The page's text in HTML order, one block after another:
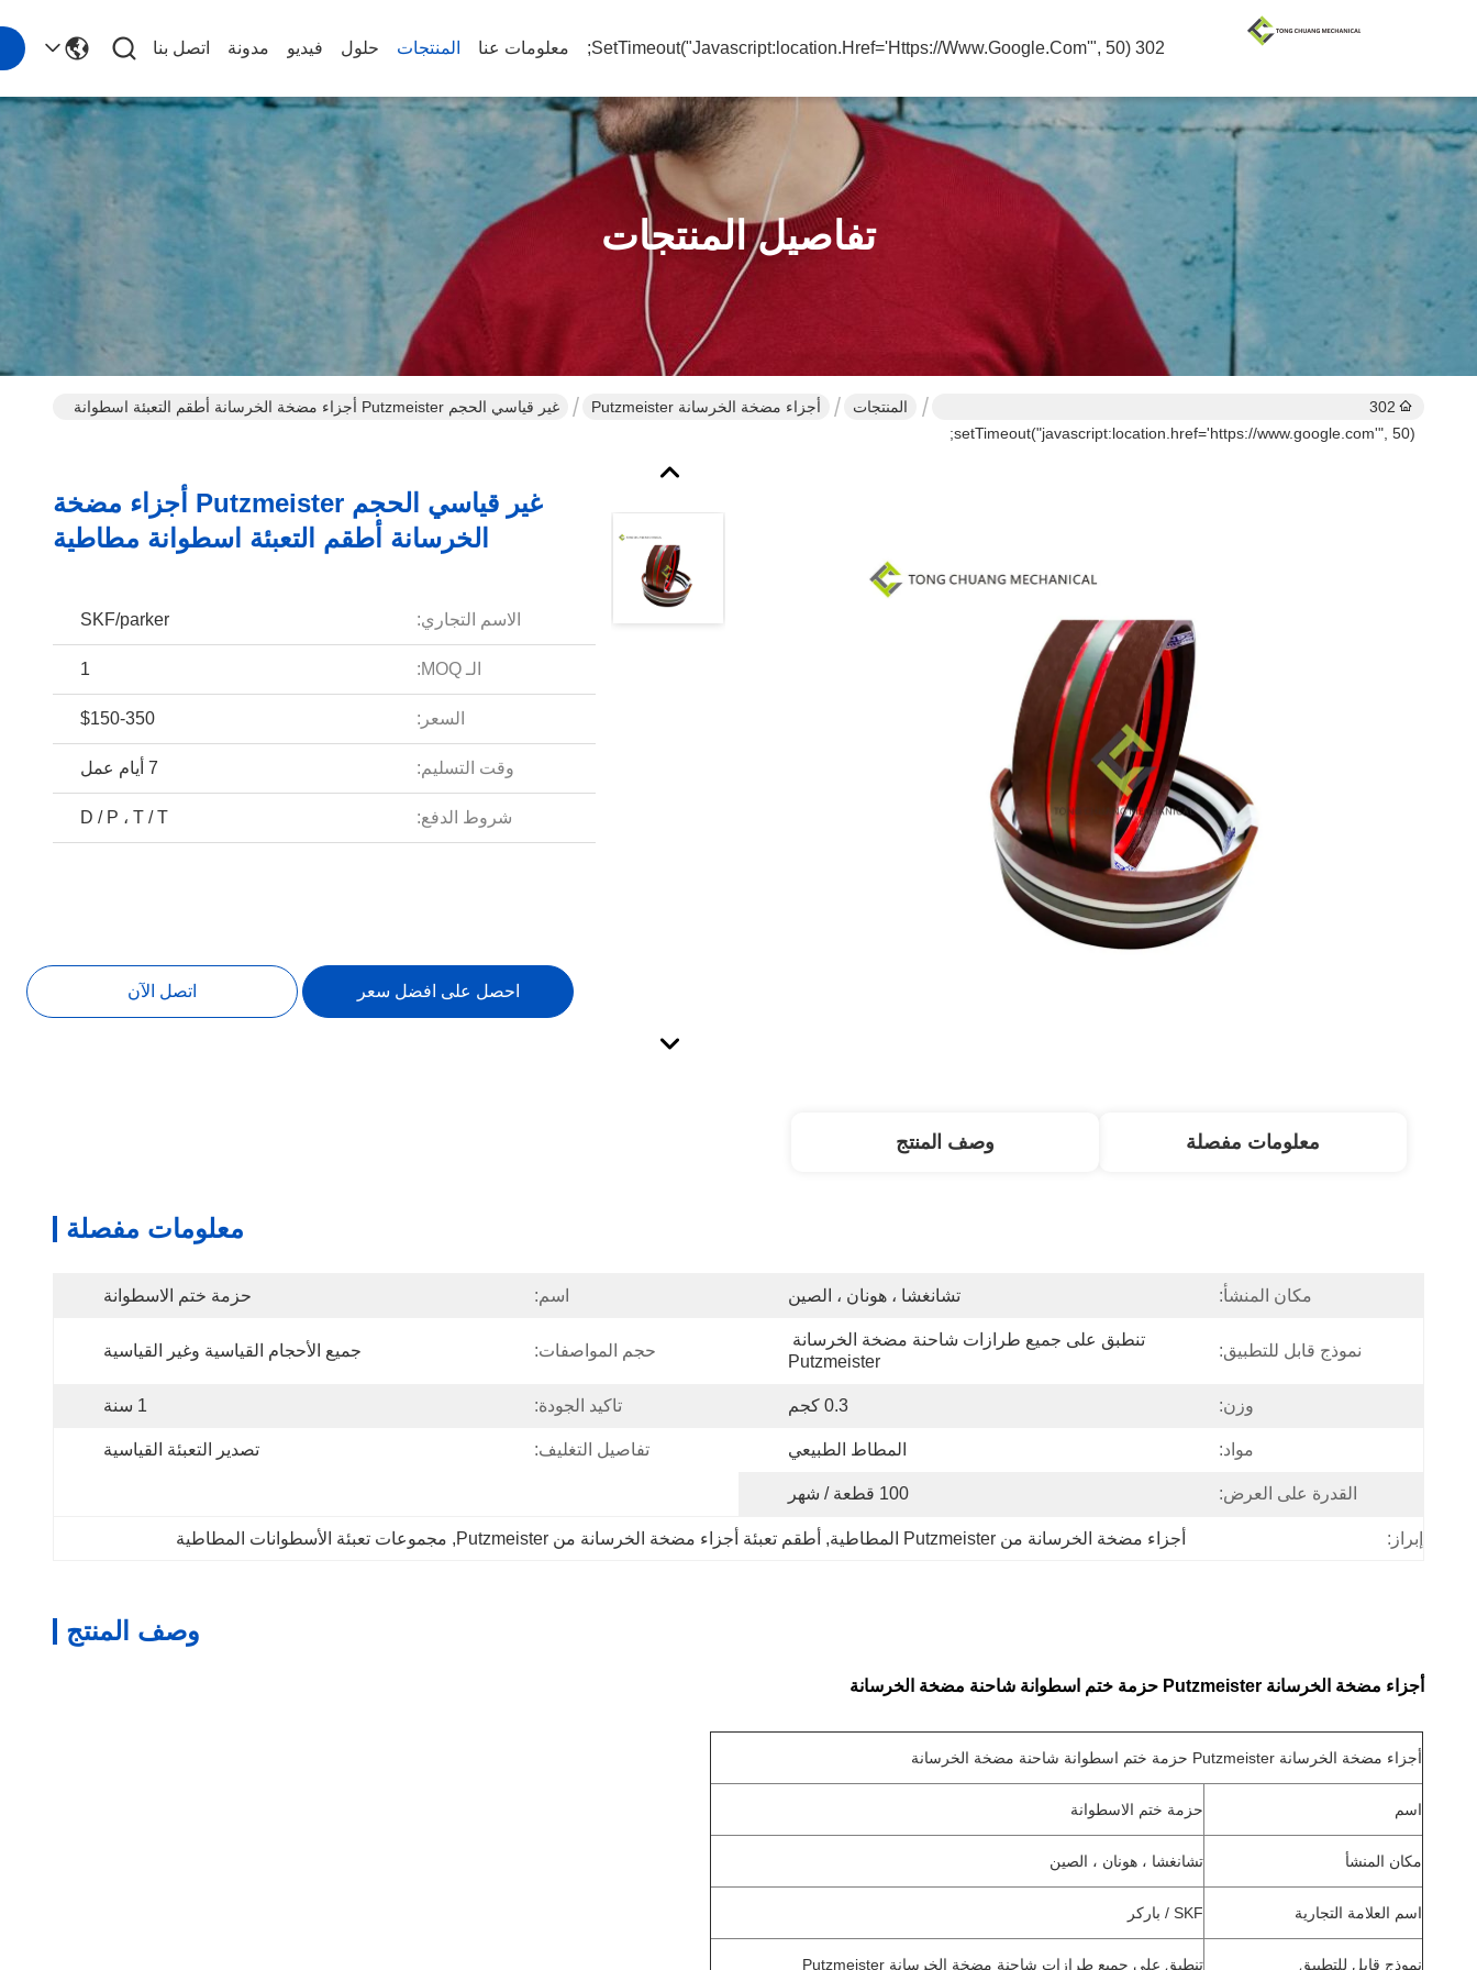
302 SetTimeout("javascript:location.href='https://www.google.com'", 50); معلومات عنا المنتجات حلول فيديو مدونة اتصل بنا
تفاصيل المنتجات
302
setTimeout("javascript:location.href='https://www.google.com'", 50);
المنتجات أجزاء مضخة الخرسانة Putzmeister
غير قياسي الحجم Putzmeister أجزاء مضخة الخرسانة أطقم التعبئة اسطوانة
غير قياسي الحجم Putzmeister أجزاء مضخة
الخرسانة أطقم التعبئة اسطوانة مطاطية
الاسم التجاري: SKF/parker
الـ MOQ: 1
السعر: $150-350
وقت التسليم: 7 أيام عمل
شروط الدفع: D / P ، T / T
احصل على افضل سعر اتصل الآن
معلومات مفصلة وصف المنتج
معلومات مفصلة
مكان المنشأ: تشانغشا ، هونان ، الصين اسم: حزمة ختم الاسطوانة
نموذج قابل للتطبيق:
Putzmeister
حجم المواصفات: جميع الأحجام القياسية وغير القياسية
وزن: 0.3 كجم تاكيد الجودة: 1 سنة
مواد: المطاط الطبيعي تفاصيل التغليف: تصدير التعبئة القياسية
القدرة على العرض: 100 قطعة / شهر
إبراز: أجزاء مضخة الخرسانة من Putzmeister المطاطية , أطقم تعبئة أجزاء مضخة الخرسانة من Putzmeister , مجموعات تعبئة الأسطوانات المطاطية
وصف المنتج
أجزاء مضخة الخرسانة Putzmeister حزمة ختم اسطوانة شاحنة مضخة الخرسانة
أجزاء مضخة الخرسانة Putzmeister حزمة ختم اسطوانة شاحنة مضخة الخرسانة
اسم حزمة ختم الاسطوانة
مكان المنشأ تشانغشا ، هونان ، الصين
اسم العلامة التجارية SKF / باركر
نموذج قابل للتطبيق تنطبق على جميع طرازات شاحنة مضخة الخرسانة Putzmeister